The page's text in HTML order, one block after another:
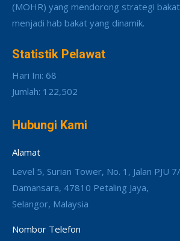
(MOHR) yang mendorong strategi
menjadi hab bakat yang dinamik.
Statistik Pelawat
Hari Ini: 68
Jumlah: 122,502
Hubungi Kami
Alamat
Level 5, Surian Tower, No. 1, Jalan PJU
Damansara, 47810 Petaling Jaya,
Selangor, Malaysia
Nombor Telefon